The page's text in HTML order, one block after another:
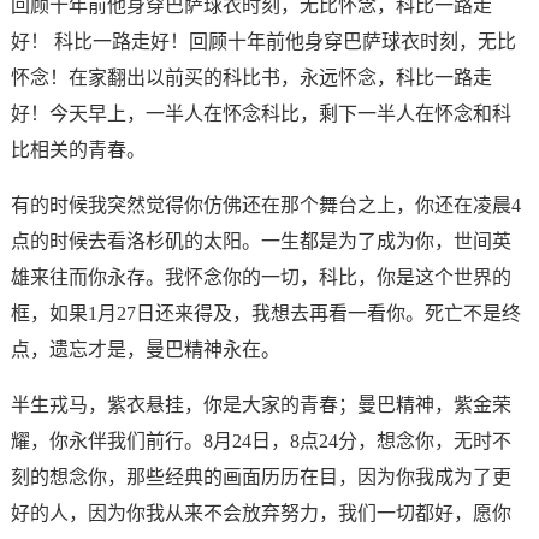
回顾十年前他身穿巴萨球衣时刻，无比怀念，科比一路走
好！ 科比一路走好！回顾十年前他身穿巴萨球衣时刻，无比
怀念！在家翻出以前买的科比书，永远怀念，科比一路走
好！今天早上，一半人在怀念科比，剩下一半人在怀念和科
比相关的青春。
有的时候我突然觉得你仿佛还在那个舞台之上，你还在凌晨4
点的时候去看洛杉矶的太阳。一生都是为了成为你，世间英
雄来往而你永存。我怀念你的一切，科比，你是这个世界的
框，如果1月27日还来得及，我想去再看一看你。死亡不是终
点，遗忘才是，曼巴精神永在。
半生戎马，紫衣悬挂，你是大家的青春；曼巴精神，紫金荣
耀，你永伴我们前行。8月24日，8点24分，想念你，无时不
刻的想念你，那些经典的画面历历在目，因为你我成为了更
好的人，因为你我从来不会放弃努力，我们一切都好，愿你